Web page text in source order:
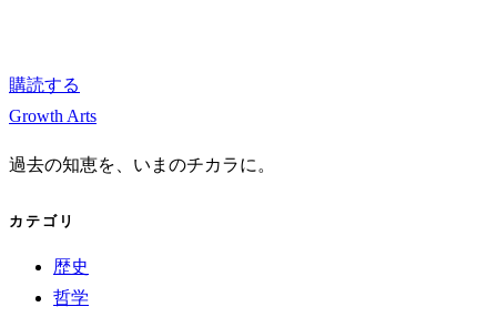
購読する
Growth Arts
過去の知恵を、いまのチカラに。
カテゴリ
歴史
哲学